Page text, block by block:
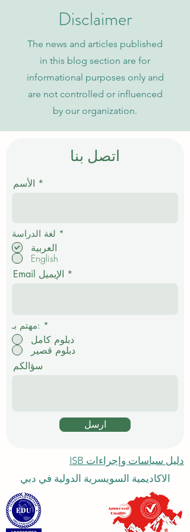
Disclaimer
The news and articles published
in this blog section are for
informational purposes only and
are not controlled or influenced
by our organization.
اتصل بنا
الأسم
لغة الدراسة *
م
العربية
English
Email الإيميل
مهتم بـ: *
دبلوم كامل
دبلوم قصير
سؤالكم
ارسل
دليل سياسات وإجراءات ISB
الاكاديمية السويسرية الدولية في دبي